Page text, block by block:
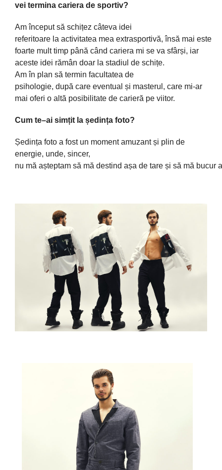
vei termina cariera de sportiv?
Amînceput să schițez câteva idei
referitoare la activitatea mea extrasportivă,însă mai este
foarte mult timp până când cariera mi se va sfârși, iar
aceste idei rămân doar la stadiul de schițe.
Amîn plan să termin facultatea de
psihologie, după care eventual și masterul , care mi-ar
mai oferi o altă posibilitate de carieră pe viitor.
Cum te–ai simțit la ședința foto?
Ședința foto a fost un moment amuzantși plin de
energie, unde, sincer,
nu mă așteptam să mă destind așa de tare și să mă bucur